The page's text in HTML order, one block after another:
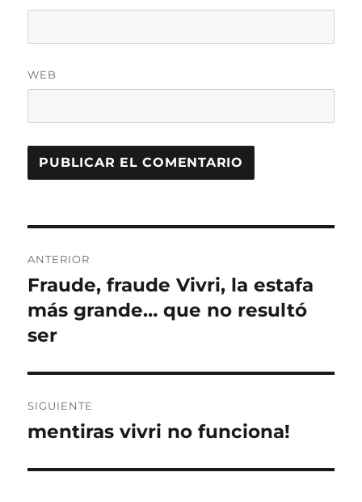
WEB
de
entradas
ANTERIOR
Entrada
anterior:
Fraude, fraude Vivri, la estafa
más grande… que no resultó
ser
SIGUIENTE
Entrada
mentiras vivri no funciona!